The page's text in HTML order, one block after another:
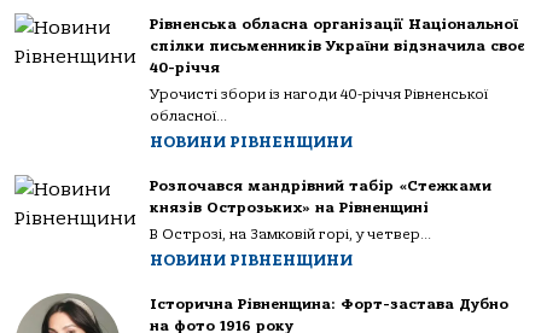
Рівненська обласна організації Національної
спілки письменників України відзначила своє
40-річчя
Урочисті збори із нагоди 40-річчя Рівненської
обласної...
НОВИНИ РІВНЕНЩИНИ
Розпочався мандрівний табір «Стежками
князів Острозьких» на Рівненщині
В Острозі, на Замковій горі, у четвер...
НОВИНИ РІВНЕНЩИНИ
Історична Рівненщина: Форт-застава Дубно
на фото 1916 року